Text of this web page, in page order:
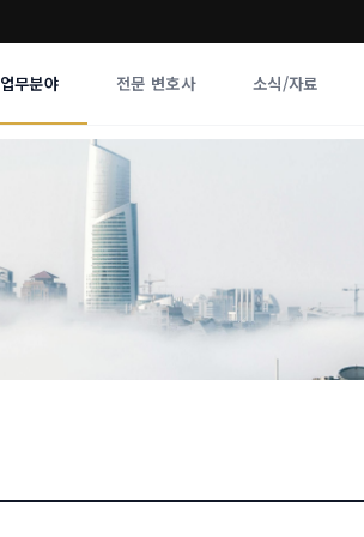
업무분야 전문 변호사 소식/자료